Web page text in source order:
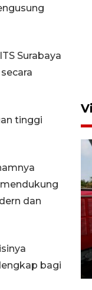
Surabaya
tinggi
dan
bagi